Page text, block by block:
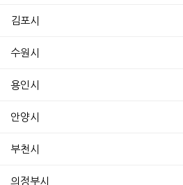
김포시
수원시
용인시
안양시
부천시
의정부시